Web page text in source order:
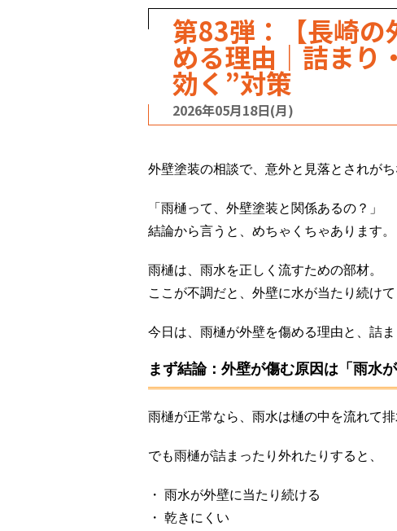
第83弾：【長崎の
める理由｜詰まり
効く”対策
2026年05月18日(月)
外壁塗装の相談で、意外と見落とされがち
「雨樋って、外壁塗装と関係あるの？」
結論から言うと、めちゃくちゃあります。
雨樋は、雨水を正しく流すための部材。
ここが不調だと、外壁に水が当たり続け
今日は、雨樋が外壁を傷める理由と、詰
まず結論：外壁が傷む原因は「雨水
雨樋が正常なら、雨水は樋の中を流れて排
でも雨樋が詰まったり外れたりすると、
・ 雨水が外壁に当たり続ける
・ 乾きにくい